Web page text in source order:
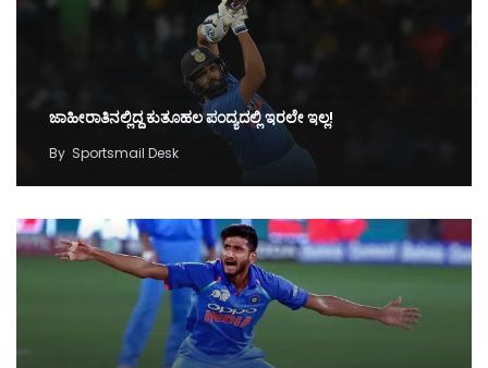
ಜಾಹೀರಾತಿನಲ್ಲಿದ್ದ ಕುತೂಹಲ ಪಂದ್ಯದಲ್ಲಿ ಇರಲೇ ಇಲ್ಲ!
By Sportsmail Desk